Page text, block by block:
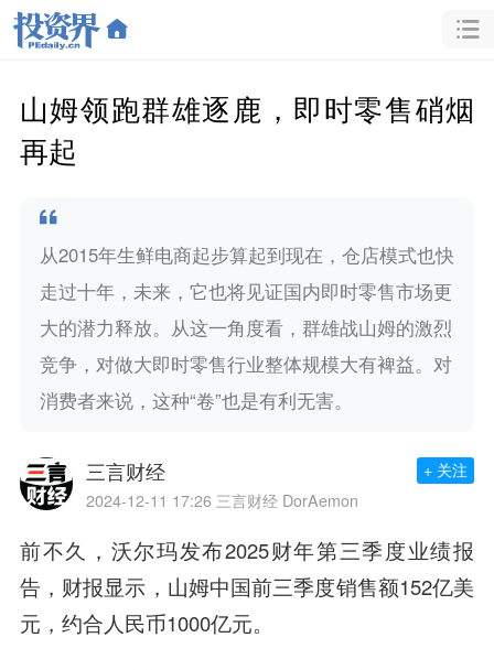
山姆领跑群雄逐鹿，即时零售硝烟
再起
从2015年生鲜电商起步算起到现在，仓店模式也快
走过十年，未来，它也将见证国内即时零售市场更
大的潜力释放。从这一角度看，群雄战山姆的激烈
竞争，对做大即时零售行业整体规模大有裨益。对
消费者来说，这种“卷”也是有利无害。
三言财经
2024-12-11 17:26 三言财经 DorAemon
+ 关注
前不久，沃尔玛发布2025财年第三季度业绩报
告，财报显示，山姆中国前三季度销售额152亿美
元，约合人民币1000亿元。